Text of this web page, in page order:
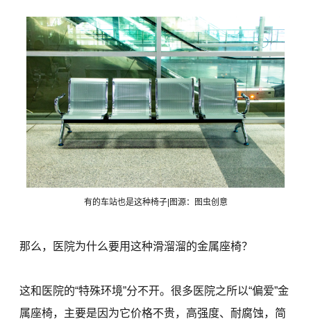
有的车站也是这种椅子|图源：图虫创意
那么，医院为什么要用这种滑溜溜的金属座椅？
这和医院的“特殊环境”分不开。很多医院之所以“偏爱”金
属座椅，主要是因为它价格不贵，高强度、耐腐蚀，简